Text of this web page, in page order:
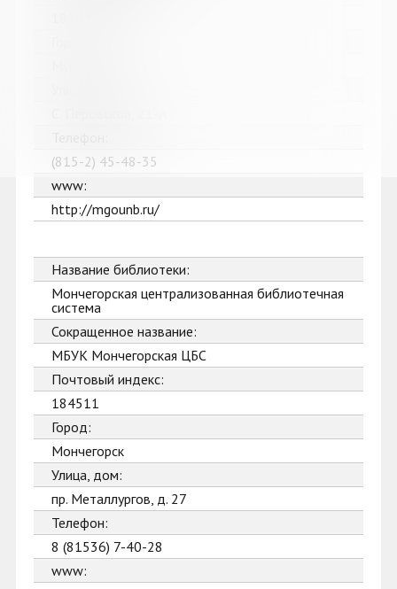
(815-2) 45-48-35
www:
http://mgounb.ru/
Название библиотеки:
Мончегорская централизованная библиотечная
система
Сокращенное название:
МБУК Мончегорская ЦБС
Почтовый индекс:
184511
Город:
Мончегорск
Улица, дом:
пр. Металлургов, д. 27
Телефон:
8 (81536) 7-40-28
www: